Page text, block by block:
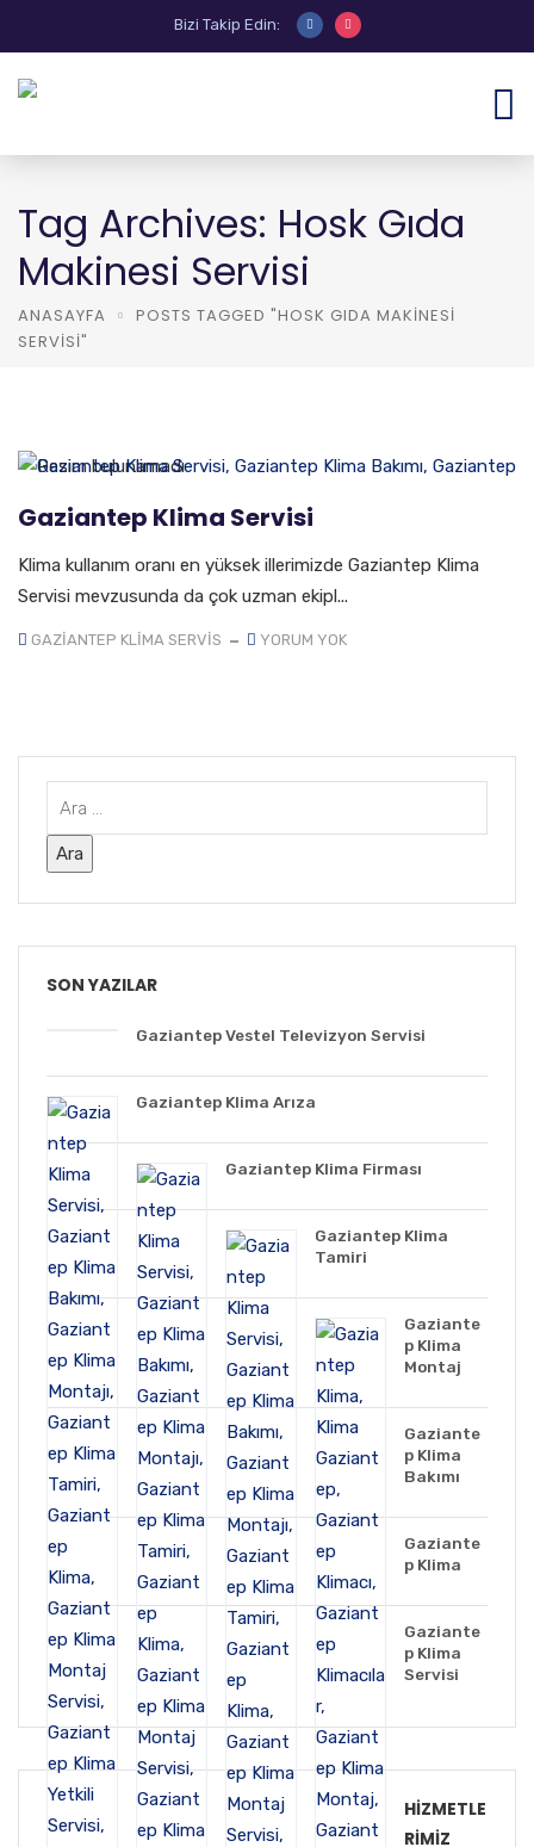
Bizi Takip Edin:
Tag Archives: Hosk Gıda
Makinesi Servisi
ANASAYFA
POSTS TAGGED "HOSK GIDA MAKINESI
SERVISI"
Gaziantep Klima Servisi
Klima kullanım oranı en yüksek illerimizde Gaziantep Klima
Servisi mevzusunda da çok uzman ekipl...
GAZIANTEP KLIMA SERVIS YORUM YOK
SON YAZILAR
Gaziantep Vestel Televizyon Servisi
Gaziantep Klima Arıza
Gaziantep Klima Firması
Gaziantep Klima
Tamiri
Gaziante
p Klima
Montaj
Gaziante
p Klima
Bakımı
Gaziante
p Klima
Gaziante
p Klima
Servisi
HIZMETLE
RIMIZ